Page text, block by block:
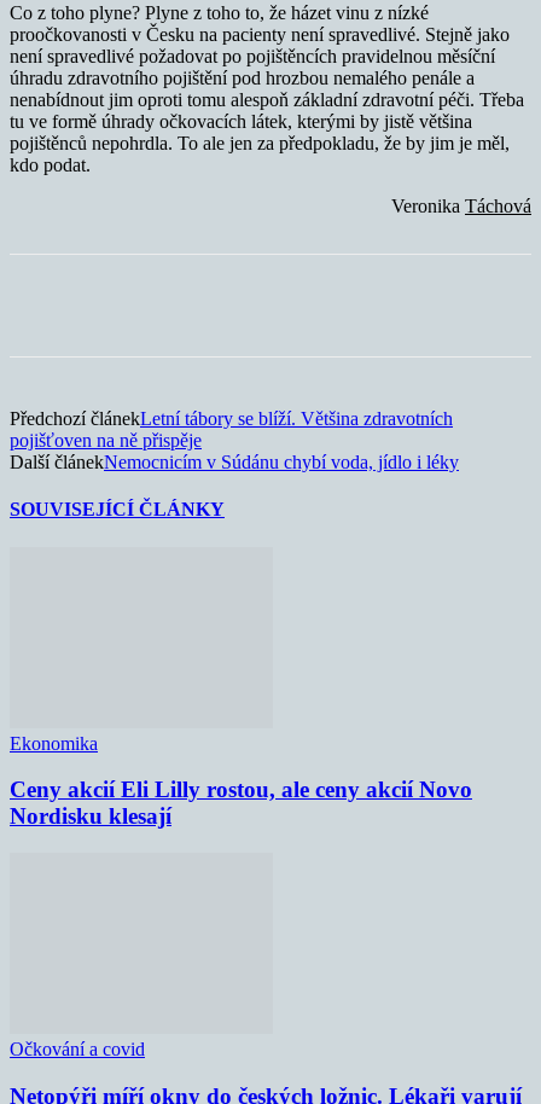
Co z toho plyne? Plyne z toho to, že házet vinu z nízké
proočkovanosti v Česku na pacienty není spravedlivé. Stejně jako
není spravedlivé požadovat po pojištěncích pravidelnou měsíční
úhradu zdravotního pojištění pod hrozbou nemalého penále a
nenabídnout jim oproti tomu alespoň základní zdravotní péči. Třeba
tu ve formě úhrady očkovacích látek, kterými by jistě většina
pojištěnců nepohrdla. To ale jen za předpokladu, že by jim je měl,
kdo podat.
Veronika Táchová
Předchozí článekLetní tábory se blíží. Většina zdravotních
pojišťoven na ně přispěje
Další článekNemocnicím v Súdánu chybí voda, jídlo i léky
SOUVISEJÍCÍ ČLÁNKY
Ekonomika
Ceny akcií Eli Lilly rostou, ale ceny akcií Novo
Nordisku klesají
Očkování a covid
Netopýři míří okny do českých ložnic. Lékaři varují